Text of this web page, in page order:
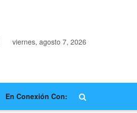
viernes, agosto 7, 2026
En Conexión Con: